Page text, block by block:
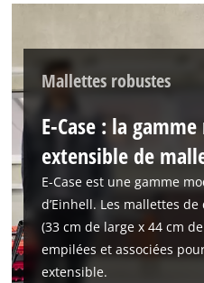
Mallettes robustes
E-Case : la
extensible de
E-Case est une gamme
d’Einhell. Les mallettes
(33 cm de large x 44 cm
empilées et associées
extensible.